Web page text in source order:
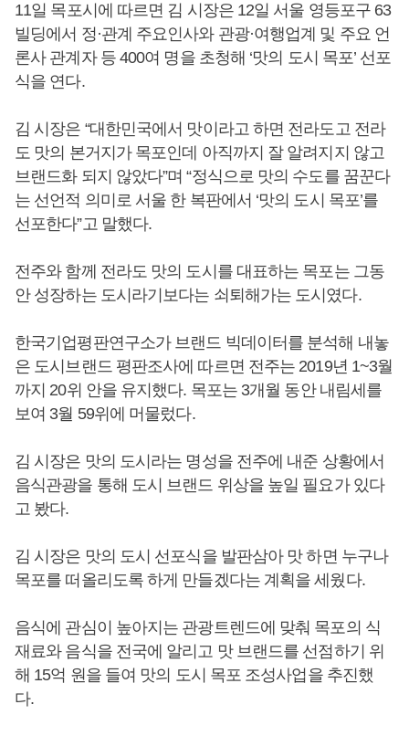
11일 목포시에 따르면 김 시장은 12일 서울 영등포구 63
빌딩에서 정·관계 주요인사와 관광·여행업계 및 주요 언
론사 관계자 등 400여 명을 초청해 ‘맛의 도시 목포’ 선포
식을 연다.
김 시장은 “대한민국에서 맛이라고 하면 전라도고 전라
도 맛의 본거지가 목포인데 아직까지 잘 알려지지 않고
브랜드화 되지 않았다”며 “정식으로 맛의 수도를 꿈꾼다
는 선언적 의미로 서울 한 복판에서 ‘맛의 도시 목포’를
선포한다”고 말했다.
전주와 함께 전라도 맛의 도시를 대표하는 목포는 그동
안 성장하는 도시라기보다는 쇠퇴해가는 도시였다.
한국기업평판연구소가 브랜드 빅데이터를 분석해 내놓
은 도시브랜드 평판조사에 따르면 전주는 2019년 1~3월
까지 20위 안을 유지했다. 목포는 3개월 동안 내림세를
보여 3월 59위에 머물렀다.
김 시장은 맛의 도시라는 명성을 전주에 내준 상황에서
음식관광을 통해 도시 브랜드 위상을 높일 필요가 있다
고 봤다.
김 시장은 맛의 도시 선포식을 발판삼아 맛 하면 누구나
목포를 떠올리도록 하게 만들겠다는 계획을 세웠다.
음식에 관심이 높아지는 관광트렌드에 맞춰 목포의 식
재료와 음식을 전국에 알리고 맛 브랜드를 선점하기 위
해 15억 원을 들여 맛의 도시 목포 조성사업을 추진했
다.